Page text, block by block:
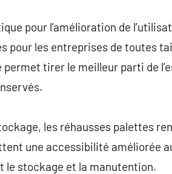
pour l’amélioration de
pour les entreprises de toutes
tirer le meilleur parti de
les réhausses palettes
une accessibilité améliorée
le stockage et la manutention.